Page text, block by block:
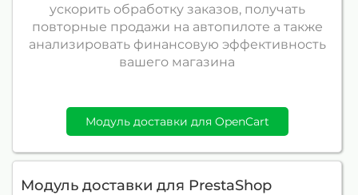
ускорить обработку заказов, получать
повторные продажи на автопилоте а также
анализировать финансовую эффективность
вашего магазина
Модуль доставки для OpenCart
Модуль доставки для PrestaShop